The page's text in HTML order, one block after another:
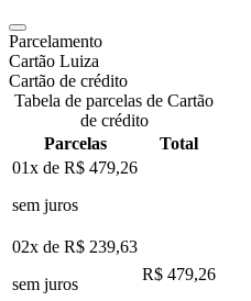
Parcelamento
Cartão Luiza
Cartão de crédito
Tabela de parcelas de Cartão
de crédito
Parcelas
Total
01x de R$ 479,26
sem juros
02x de R$ 239,63
sem juros
R$ 479,26